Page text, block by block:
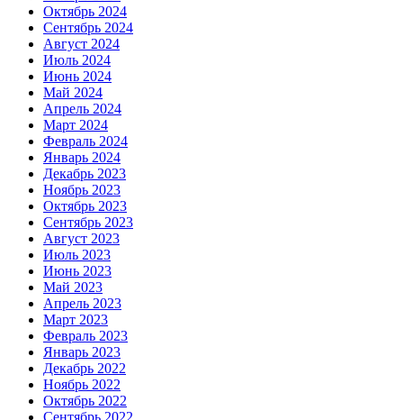
Октябрь 2024
Сентябрь 2024
Август 2024
Июль 2024
Июнь 2024
Май 2024
Апрель 2024
Март 2024
Февраль 2024
Январь 2024
Декабрь 2023
Ноябрь 2023
Октябрь 2023
Сентябрь 2023
Август 2023
Июль 2023
Июнь 2023
Май 2023
Апрель 2023
Март 2023
Февраль 2023
Январь 2023
Декабрь 2022
Ноябрь 2022
Октябрь 2022
Сентябрь 2022